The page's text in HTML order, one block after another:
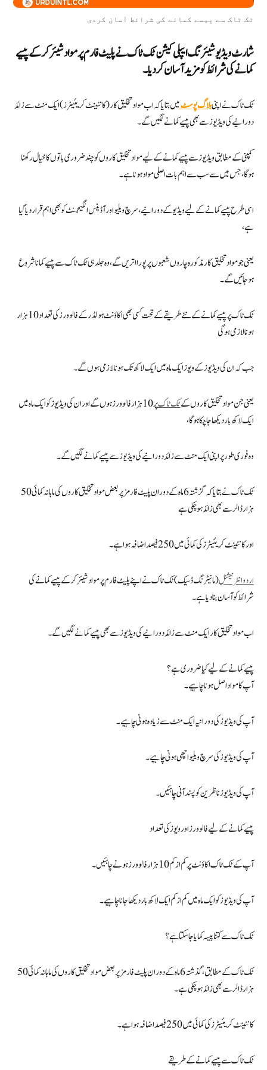
ٹک ٹاک سے پیسے کمانے کی شرائط آسان کردی
شارٹ ویڈیو شیئرنگ ایپلی کیشن ٹک ٹاک نے پلیٹ فارم پر مواد شیئر کرکے پیسے
کمانے کی شرائط کو مزید آسان کردیا۔
ٹک ٹاک نے اپنیبلاگ پوسٹمیں بتایا کہ اب مواد تخلیق کار (کانٹینٹ کریئیٹرز) ایک منٹ سے زائد
دورانیے کی ویڈیوز سے بھی پیسے کمانے لگیں گے۔
کمپنی کے مطابق ویڈیوز سے پیسے کمانے کے لیے مواد تخلیق کاروں کو چند ضروری باتوں کا خیال رکھنا
ہوگا، جس میں سے سب سے اہم بات اصلی مواد ہونا ہے۔
اسی طرح پیسے کمانے کے لیے ویڈیو کے دورانیے، سرچ ویلیو اور آڈینس انگیجمنٹ کو بھی اہم قرار دیا گیا
یعنی جو مواد تخلیق کار مذکورہ چاروں شعبوں پر پورا اتریں گے، وہ جلد ہی ٹک ٹاک سے پیسے کمانا شروع
ہوجائیں گے۔
ٹک ٹاک پر پیسے کمانے کے نئے طریقے کے تحت کسی بھی اکاؤنٹ ہولڈر کے فالوورز کی تعداد 10 ہزار
ہونا لازمی ہوگی
جب کہ ان کی ویڈیوز کے ویوز ایک ماہ میں ایک لاکھ تک ہونا لازمی ہوں گے۔
یعنی جن مواد تخلیق کاروں کےٹک ٹاک
پر 10 ہزار فالوورز ہوں گے اور ان کی ویڈیوز کو ایک ماہ میں
ایک لاکھ بار دیکھا جا چکا ہوگا،
وہ فوری طور پر اپنی ایک منٹ سے زائد دورانیے کی ویڈیوز سے پیسے کمانے لگیں گے۔
ٹک ٹاک نے بتایا کہ گزشتہ 6 ماہ کے دوران پلیٹ فارمز پر بعض مواد تخلیق کاروں کی ماہانہ کمائی 50
ہزار ڈالر سے بھی زائد ہوچکی ہے
اور کانٹینٹ کریئیٹرز کی کمائی میں 250 فیصد اضافہ ہوا ہے۔
اردو انٹرنیشنل(مانیٹرنگ ڈسیک ) ٹک ٹاک نے اپنے پلیٹ فارم پر مواد شیئر کرکے پیسے کمانے کی
شرائط کو آسان بنا دیا ہے۔
اب مواد تخلیق کار ایک منٹ سے زائد دورانیے کی ویڈیوز سے بھی پیسے کمانے لگیں گے۔
پیسے کمانے کے لیے کیا ضروری ہے؟
آپ کا مواد اصل ہونا چاہیے۔
آپ کی ویڈیوز کی دورانیہ ایک منٹ سے زیادہ ہونی چاہیے۔
آپ کی ویڈیوز کی سرچ ویلیو اچھی ہونی چاہیے۔
آپ کی ویڈیوز ناظرین کو پسند آنی چاہئیں۔
پیسے کمانے کے لیے فالوورز اور ویوز کی تعداد
آپ کے ٹک ٹاک اکاؤنٹ پر کم از کم 10 ہزار فالوورز ہونے چاہئیں۔
آپ کی ویڈیوز کو ایک ماہ میں کم از کم ایک لاکھ بار دیکھا جانا چاہیے۔
ٹک ٹاک سے کتنا پیسہ کمایا جا سکتا ہے؟
ٹک ٹاک کے مطابق، گذشتہ 6 ماہ کے دوران پلیٹ فارمز پر بعض مواد تخلیق کاروں کی ماہانہ کمائی 50
ہزار ڈالر سے بھی زائد ہوچکی ہے۔
کانٹینٹ کریئیٹرز کی کمائی میں 250 فیصد اضافہ ہوا ہے۔
ٹک ٹاک سے پیسے کمانے کے طریقے